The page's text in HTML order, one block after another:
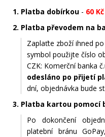
1. Platba dobírkou - 60 Kč
2. Platba převodem na
Zaplaťte zboží ihned
symbol použijte číslo
CZK: Komerční banka
odesláno po přijetí
dní, objednávka bude
3. Platba kartou pomocí
Po dokončení
platební bránu